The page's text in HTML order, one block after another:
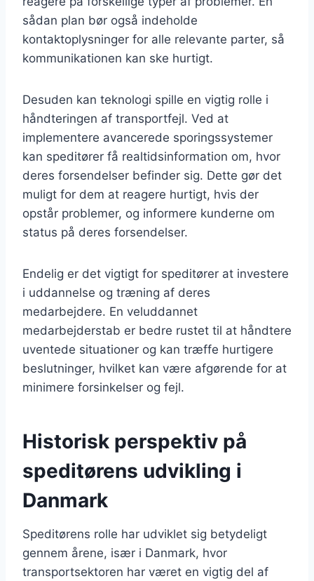
sådan plan bør også indeholde
kontaktoplysninger for alle relevante parter, så
kommunikationen kan ske hurtigt.
Desuden kan teknologi spille en vigtig rolle i
håndteringen af transportfejl. Ved at
implementere avancerede sporingssystemer
kan speditører få realtidsinformation om, hvor
deres forsendelser befinder sig. Dette gør det
muligt for dem at reagere hurtigt, hvis der
opstår problemer, og informere kunderne om
status på deres forsendelser.
Endelig er det vigtigt for speditører at investere
i uddannelse og træning af deres
medarbejdere. En veluddannet
medarbejderstab er bedre rustet til at håndtere
uventede situationer og kan træffe hurtigere
beslutninger, hvilket kan være afgørende for at
minimere forsinkelser og fejl.
Historisk perspektiv på
speditørens udvikling i
Danmark
Speditørens rolle har udviklet sig betydeligt
gennem årene, især i Danmark, hvor
transportsektoren har været en vigtig del af